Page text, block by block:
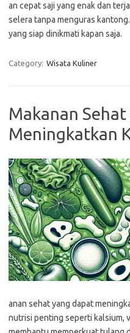
an cepat saji yang enak dan
selera tanpa menguras
yang siap dinikmati kapan saja.
Category: Wisata Kuliner
Makanan Sehat
Meningkatkan
anan sehat yang dapat
nutrisi penting seperti kalsium,